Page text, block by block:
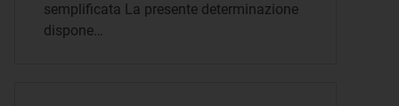
semplificata La presente determinazione
dispone…